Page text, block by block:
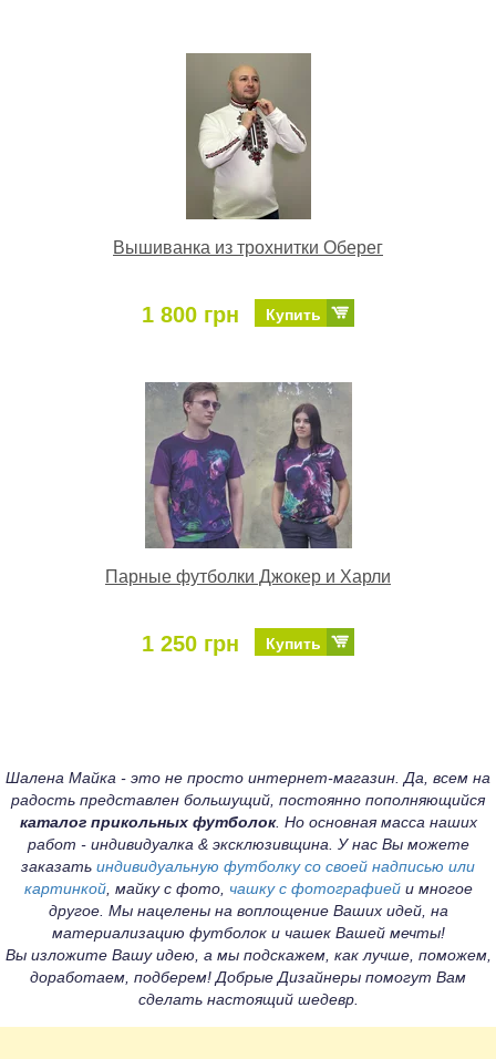
Вышиванка из трохнитки Оберег
1 800 грн Купить
Парные футболки Джокер и Харли
1 250 грн Купить
Шалена Майка - это не просто интернет-магазин. Да, всем на
радость представлен большущий, постоянно пополняющийся
каталог прикольных футболок. Но основная масса наших
работ - индивидуалка & эксклюзивщина. У нас Вы можете
заказать индивидуальную футболку со своей надписью или
картинкой, майку с фото, чашку с фотографиейи многое
другое. Мы нацелены на воплощение Ваших идей, на
материализацию футболок и чашек Вашей мечты!
Вы изложите Вашу идею, а мы подскажем, как лучше, поможем,
доработаем, подберем! Добрые Дизайнеры помогут Вам
сделать настоящий шедевр.